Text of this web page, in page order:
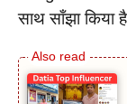
साथ साँझा किया